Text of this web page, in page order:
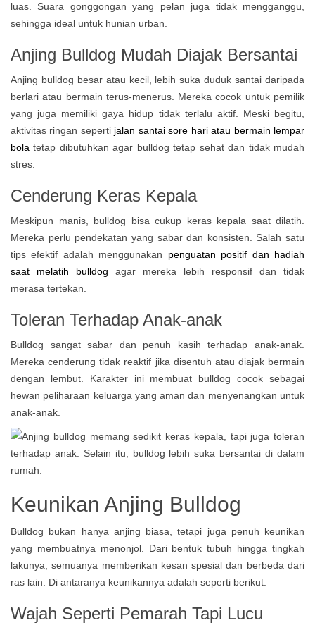
luas. Suara gonggongan yang pelan juga tidak mengganggu,
sehingga ideal untuk hunian urban.
Anjing Bulldog Mudah Diajak Bersantai
Anjing bulldog besar atau kecil, lebih suka duduk santai daripada
berlari atau bermain terus-menerus. Mereka cocok untuk pemilik
yang juga memiliki gaya hidup tidak terlalu aktif. Meski begitu,
aktivitas ringan seperti jalan santai sore hari atau bermain lempar
bola tetap dibutuhkan agar bulldog tetap sehat dan tidak mudah
stres.
Cenderung Keras Kepala
Meskipun manis, bulldog bisa cukup keras kepala saat dilatih.
Mereka perlu pendekatan yang sabar dan konsisten. Salah satu
tips efektif adalah menggunakan
penguatan positif dan hadiah
saat melatih bulldog agar mereka lebih responsif dan tidak
merasa tertekan.
Toleran Terhadap Anak-anak
Bulldog sangat sabar dan penuh kasih terhadap anak-anak.
Mereka cenderung tidak reaktif jika disentuh atau diajak bermain
dengan lembut. Karakter ini membuat bulldog cocok sebagai
hewan peliharaan keluarga yang aman dan menyenangkan untuk
anak-anak.
Keunikan Anjing Bulldog
Bulldog bukan hanya anjing biasa, tetapi juga penuh keunikan
yang membuatnya menonjol. Dari bentuk tubuh hingga tingkah
lakunya, semuanya memberikan kesan spesial dan berbeda dari
ras lain. Di antaranya keunikannya adalah seperti berikut:
Wajah Seperti Pemarah Tapi Lucu